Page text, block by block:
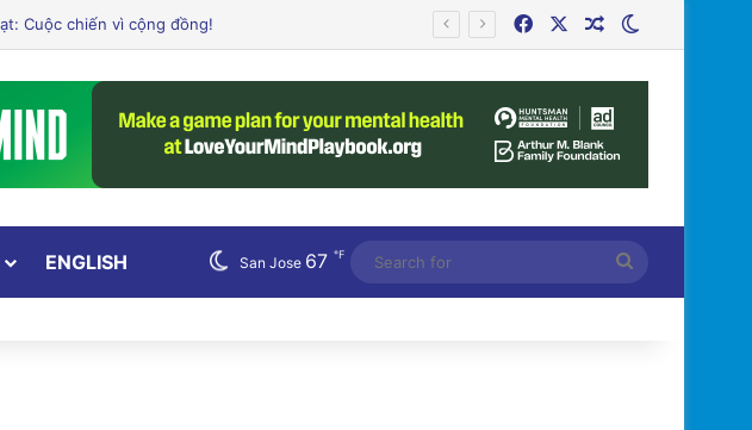
FacebookRandom Article
ENGLISH San Jose 67 ℉
for